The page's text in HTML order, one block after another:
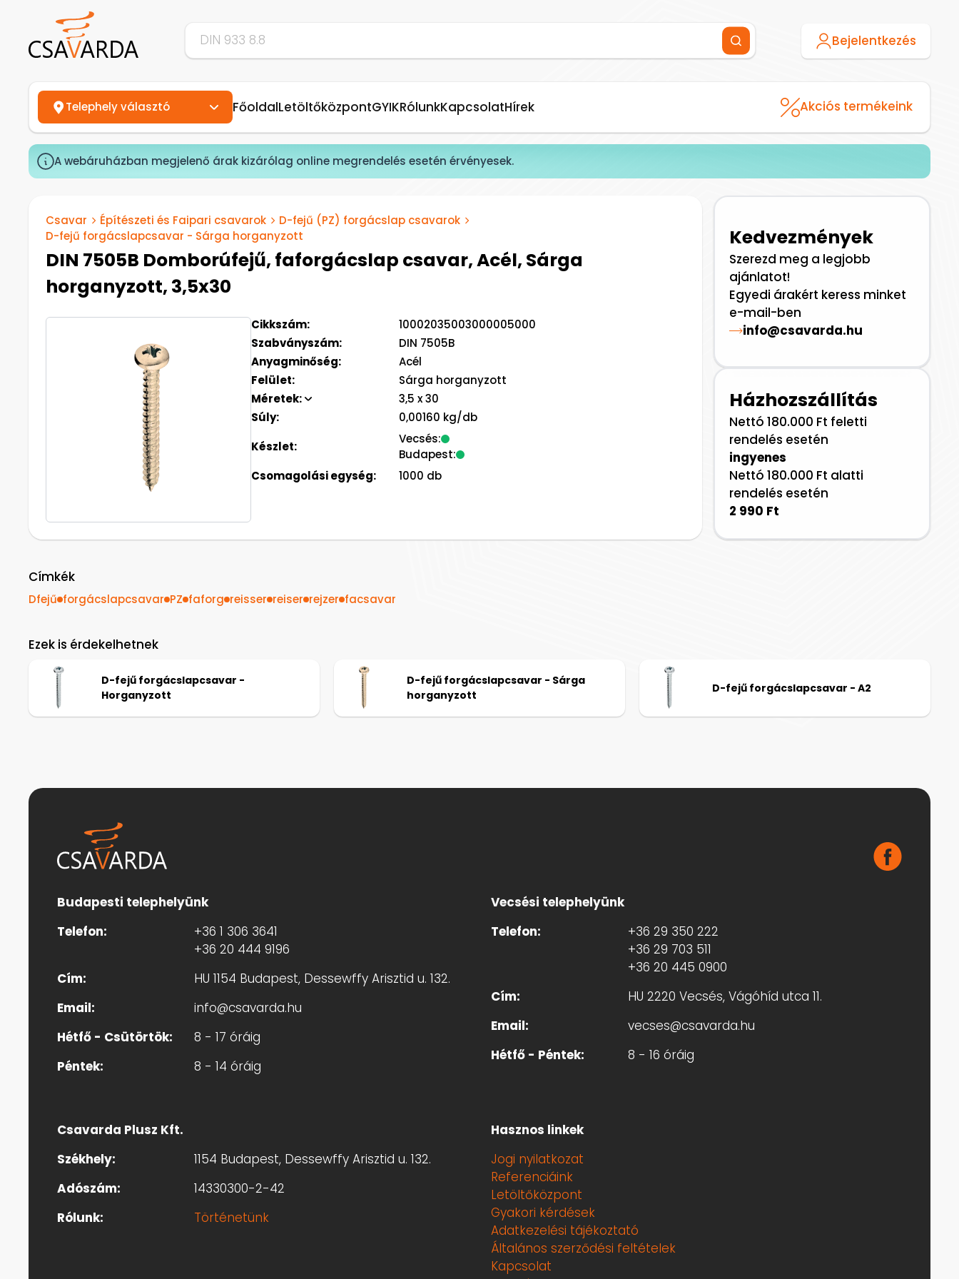
Bejelentkezés
Telephely választó FőoldalLetöltőközpontGYIKRólunkKapcsolatHírek Akciós termékeink
A webáruházban megjelenő árak kizárólag online megrendelés esetén érvényesek.
Csavar Építészeti és Faipari csavarok
D-fejű (PZ) forgácslap csavarok
D-fejű forgácslapcsavar - Sárga horganyzott
DIN 7505B Domborúfejű, faforgácslap csavar, Acél, Sárga
horganyzott, 3,5x30
Cikkszám:
10002035003000005000
Szabványszám:
DIN 7505B
Anyagminőség:
Acél
Felület:
Sárga horganyzott
Méretek:
3,5 x 30
Súly:
0,00160 kg/db
Készlet:
Vecsés:
Budapest:
Csomagolási egység:
1000 db
Kedvezmények
Szerezd meg a legjobb
ajánlatot!
Egyedi árakért keress minket
e-mail-ben
info@csavarda.hu
Házhozszállítás
Nettó 180.000 Ft feletti
rendelés esetén
ingyenes
Nettó 180.000 Ft alatti
rendelés esetén
2 990 Ft
Címkék
Dfejű forgácslapcsavar PZ faforg reisser reiser rejzer facsavar
Ezek is érdekelhetnek
D-fejű forgácslapcsavar -
Horganyzott
D-fejű forgácslapcsavar - Sárga
horganyzott
D-fejű forgácslapcsavar - A2
Csavarda Plusz Kft.
Székhely:
1154 Budapest, Dessewffy Arisztid u. 132.
Adószám:
14330300-2-42
Rólunk:
Történetünk
Budapesti telephelyünk
Telefon:
+36 1 306 3641
+36 20 444 9196
Cím:
HU 1154 Budapest, Dessewffy Arisztid u. 132.
Email:
info@csavarda.hu
Hétfő - Csütörtök:
8 - 17 óráig
Péntek:
8 - 14 óráig
Vecsési telephelyünk
Telefon:
+36 29 350 222
+36 29 703 511
+36 20 445 0900
Cím:
HU 2220 Vecsés, Vágóhíd utca 11.
Email:
vecses@csavarda.hu
Hétfő - Péntek:
8 - 16 óráig
Hasznos linkek
Jogi nyilatkozat
Referenciáink
Letöltőközpont
Gyakori kérdések
Adatkezelési tájékoztató
Általános szerződési feltételek
Kapcsolat